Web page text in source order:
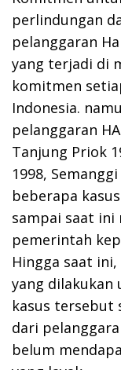
perlindungan
pelanggaran
yang terjadi di
komitmen
Indonesia.
pelanggaran
Tanjung Priok
1998,
beberapa
sampai saat ini
pemerintah
Hingga saat
yang dilakukan
kasus tersebut
dari
belum